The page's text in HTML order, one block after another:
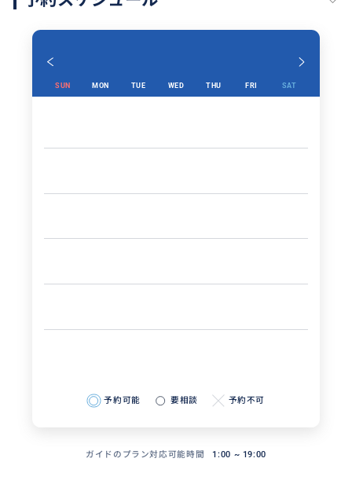
SUN MON TUE WED THU FRI SAT
予約可能 要相談 予約不可
ガイドのプラン対応可能時間 1:00 ~ 19:00